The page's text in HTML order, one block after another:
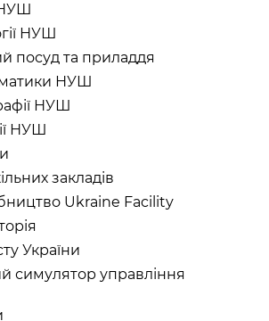
НУШ
НУШ
посуд та приладдя
НУШ
НУШ
НУШ
закладів
Ukraine Facility
України
симулятор управління